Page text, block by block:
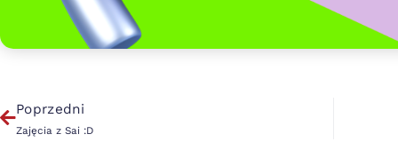
Poprzedni
Zajęcia z Sai :D